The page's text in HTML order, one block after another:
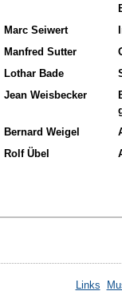
Marc Seiwert
Manfred Sutter
Lothar Bade
Jean Weisbecker
Bernard Weigel
Rolf Übel
Links